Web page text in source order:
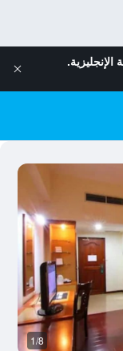
الإنجليزية.
1/8